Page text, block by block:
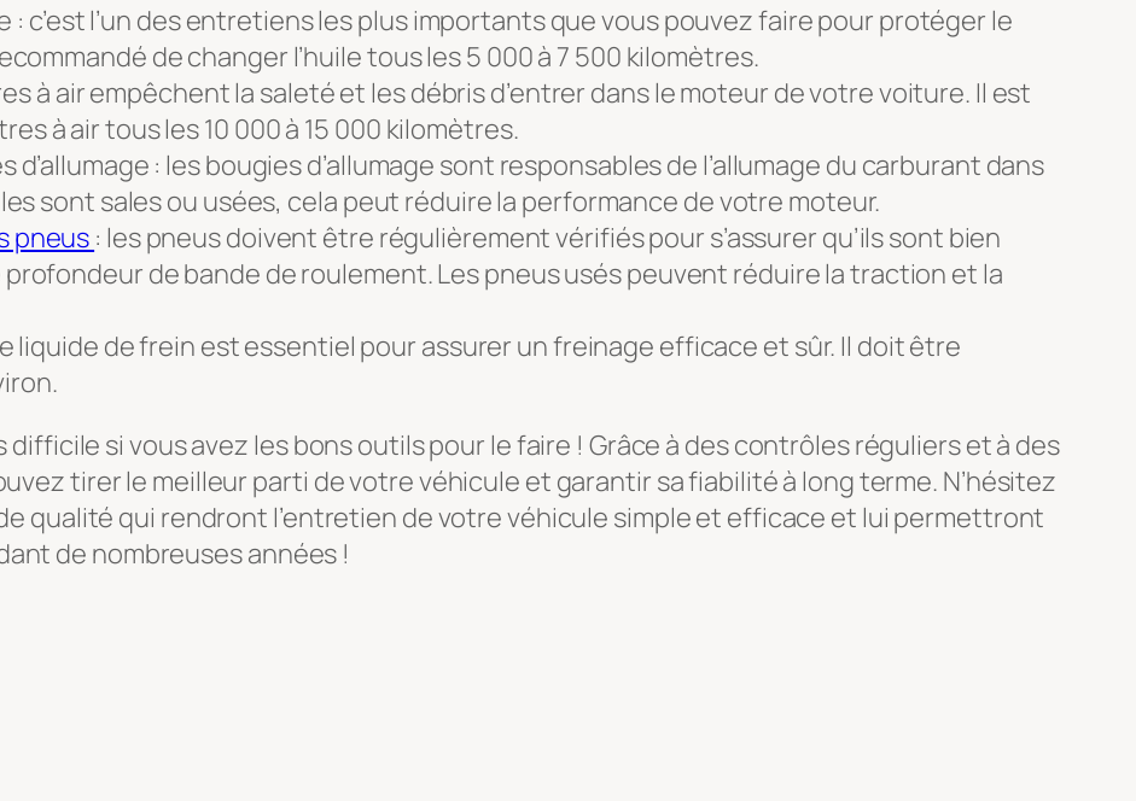
: c’est l’un des entretiens les plus importants que vous pouvez faire pour protéger le
de changer l’huile tous les 5 000 à 7 500 kilomètres.
à air empêchent la saleté et les débris d’entrer dans le moteur de votre voiture. Il est
à air tous les 10 000 à 15 000 kilomètres.
: les bougies d’allumage sont responsables de l’allumage du carburant dans
sont sales ou usées, cela peut réduire la performance de votre moteur.
pneus : les pneus doivent être régulièrement vérifiés pour s’assurer qu’ils sont bien
de bande de roulement. Les pneus usés peuvent réduire la traction et la
liquide de frein est essentiel pour assurer un freinage efficace et sûr. Il doit être
difficile si vous avez les bons outils pour le faire ! Grâce à des contrôles réguliers et à des
tirer le meilleur parti de votre véhicule et garantir sa fiabilité à long terme. N’hésitez
qualité qui rendront l’entretien de votre véhicule simple et efficace et lui permettront
de nombreuses années !